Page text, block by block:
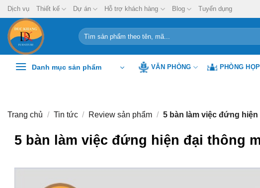
Chuyển
đến
nội
dung
Dịch vụ Thiết kế Dự án Hỗ trợ khách hàng Blog Tuyển dụng
Tìm
kiếm:
Danh mục sản phẩm VĂN PHÒNG PHÒNG HỌP
Trang chủ / Tin tức / Review sản phẩm / 5 bàn làm việc đứng
5 bàn làm việc đứng hiện đại thông